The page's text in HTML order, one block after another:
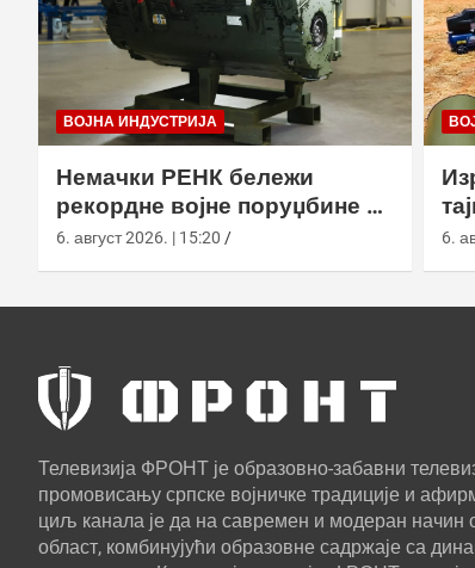
ВОЈНА ИНДУСТРИЈА
Немачки РЕНК бележи
рекордне војне поруџбине у
2026. години
6. август 2026. | 15:20
са
6.
Телевизија ФРОНТ је образовно-забавни
промовисању српске војничке традиције и
циљ канала је да на савремен и модеран начин
област, комбинујући образовне садржаје са